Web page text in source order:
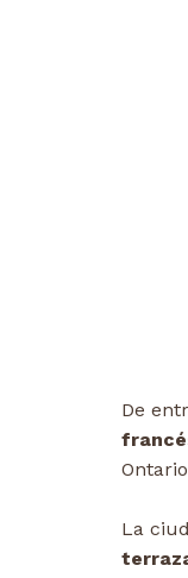
De
La